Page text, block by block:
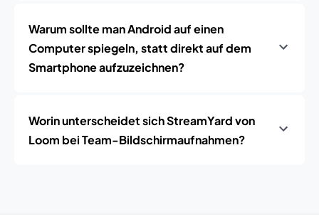
Warum sollte man Android auf einen
Computer spiegeln, statt direkt auf dem
Smartphone aufzuzeichnen?
Worin unterscheidet sich StreamYard von
Loom bei Team-Bildschirmaufnahmen?